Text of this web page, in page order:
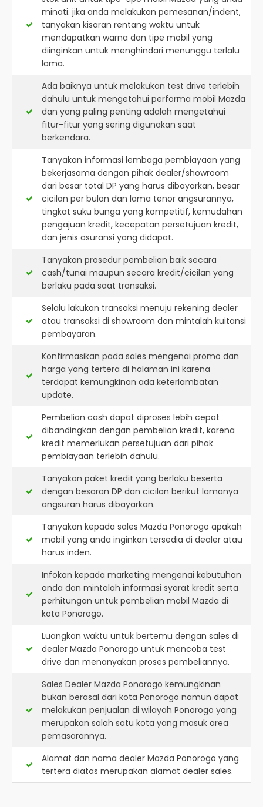
minati. jika anda melakukan pemesanan/indent,
tanyakan kisaran rentang waktu untuk
mendapatkan warna dan tipe mobil yang
diinginkan untuk menghindari menunggu terlalu
lama.
Ada baiknya untuk melakukan test drive terlebih
dahulu untuk mengetahui performa mobil Mazda
dan yang paling penting adalah mengetahui
fitur-fitur yang sering digunakan saat
berkendara.
Tanyakan informasi lembaga pembiayaan yang
bekerjasama dengan pihak dealer/showroom
dari besar total DP yang harus dibayarkan, besar
cicilan per bulan dan lama tenor angsurannya,
tingkat suku bunga yang kompetitif, kemudahan
pengajuan kredit, kecepatan persetujuan kredit,
dan jenis asuransi yang didapat.
Tanyakan prosedur pembelian baik secara
cash/tunai maupun secara kredit/cicilan yang
berlaku pada saat transaksi.
Selalu lakukan transaksi menuju rekening dealer
atau transaksi di showroom dan mintalah kuitansi
pembayaran.
Konfirmasikan pada sales mengenai promo dan
harga yang tertera di halaman ini karena
terdapat kemungkinan ada keterlambatan
update.
Pembelian cash dapat diproses lebih cepat
dibandingkan dengan pembelian kredit, karena
kredit memerlukan persetujuan dari pihak
pembiayaan terlebih dahulu.
Tanyakan paket kredit yang berlaku beserta
dengan besaran DP dan cicilan berikut lamanya
angsuran harus dibayarkan.
Tanyakan kepada sales Mazda Ponorogo apakah
mobil yang anda inginkan tersedia di dealer atau
harus inden.
Infokan kepada marketing mengenai kebutuhan
anda dan mintalah informasi syarat kredit serta
perhitungan untuk pembelian mobil Mazda di
kota Ponorogo.
Luangkan waktu untuk bertemu dengan sales di
dealer Mazda Ponorogo untuk mencoba test
drive dan menanyakan proses pembeliannya.
Sales Dealer Mazda Ponorogo kemungkinan
bukan berasal dari kota Ponorogo namun dapat
melakukan penjualan di wilayah Ponorogo yang
merupakan salah satu kota yang masuk area
pemasarannya.
Alamat dan nama dealer Mazda Ponorogo yang
tertera diatas merupakan alamat dealer sales.